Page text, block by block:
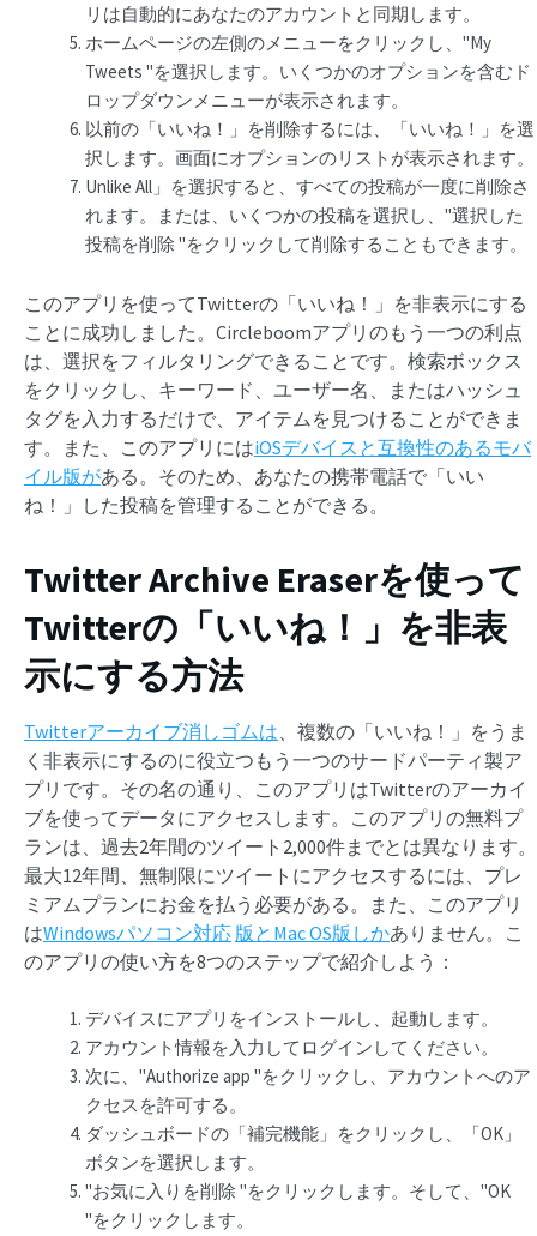
リは自動的にあなたのアカウントと同期します。
ホームページの左側のメニューをクリックし、"My
Tweets "を選択します。いくつかのオプションを含むド
ロップダウンメニューが表示されます。
以前の「いいね！」を削除するには、「いいね！」を選
択します。画面にオプションのリストが表示されます。
Unlike All」を選択すると、すべての投稿が一度に削除さ
れます。または、いくつかの投稿を選択し、"選択した
投稿を削除 "をクリックして削除することもできます。
このアプリを使ってTwitterの「いいね！」を非表示にする
ことに成功しました。Circleboomアプリのもう一つの利点
は、選択をフィルタリングできることです。検索ボックス
をクリックし、キーワード、ユーザー名、またはハッシュ
タグを入力するだけで、アイテムを見つけることができま
す。また、このアプリにはiOSデバイスと互換性のあるモバ
イル版がある。そのため、あなたの携帯電話で「いい
ね！」した投稿を管理することができる。
Twitter Archive Eraserを使って
Twitterの「いいね！」を非表
示にする方法
Twitterアーカイブ消しゴムは、複数の「いいね！」をうま
く非表示にするのに役立つもう一つのサードパーティ製ア
プリです。その名の通り、このアプリはTwitterのアーカイ
ブを使ってデータにアクセスします。このアプリの無料プ
ランは、過去2年間のツイート2,000件までとは異なります。
最大12年間、無制限にツイートにアクセスするには、プレ
ミアムプランにお金を払う必要がある。また、このアプリ
はWindowsパソコン対応 版とMac OS版しかありません。こ
のアプリの使い方を8つのステップで紹介しよう：
デバイスにアプリをインストールし、起動します。
アカウント情報を入力してログインしてください。
次に、"Authorize app "をクリックし、アカウントへのア
クセスを許可する。
ダッシュボードの「補完機能」をクリックし、「OK」
ボタンを選択します。
"お気に入りを削除 "をクリックします。そして、"OK
"をクリックします。